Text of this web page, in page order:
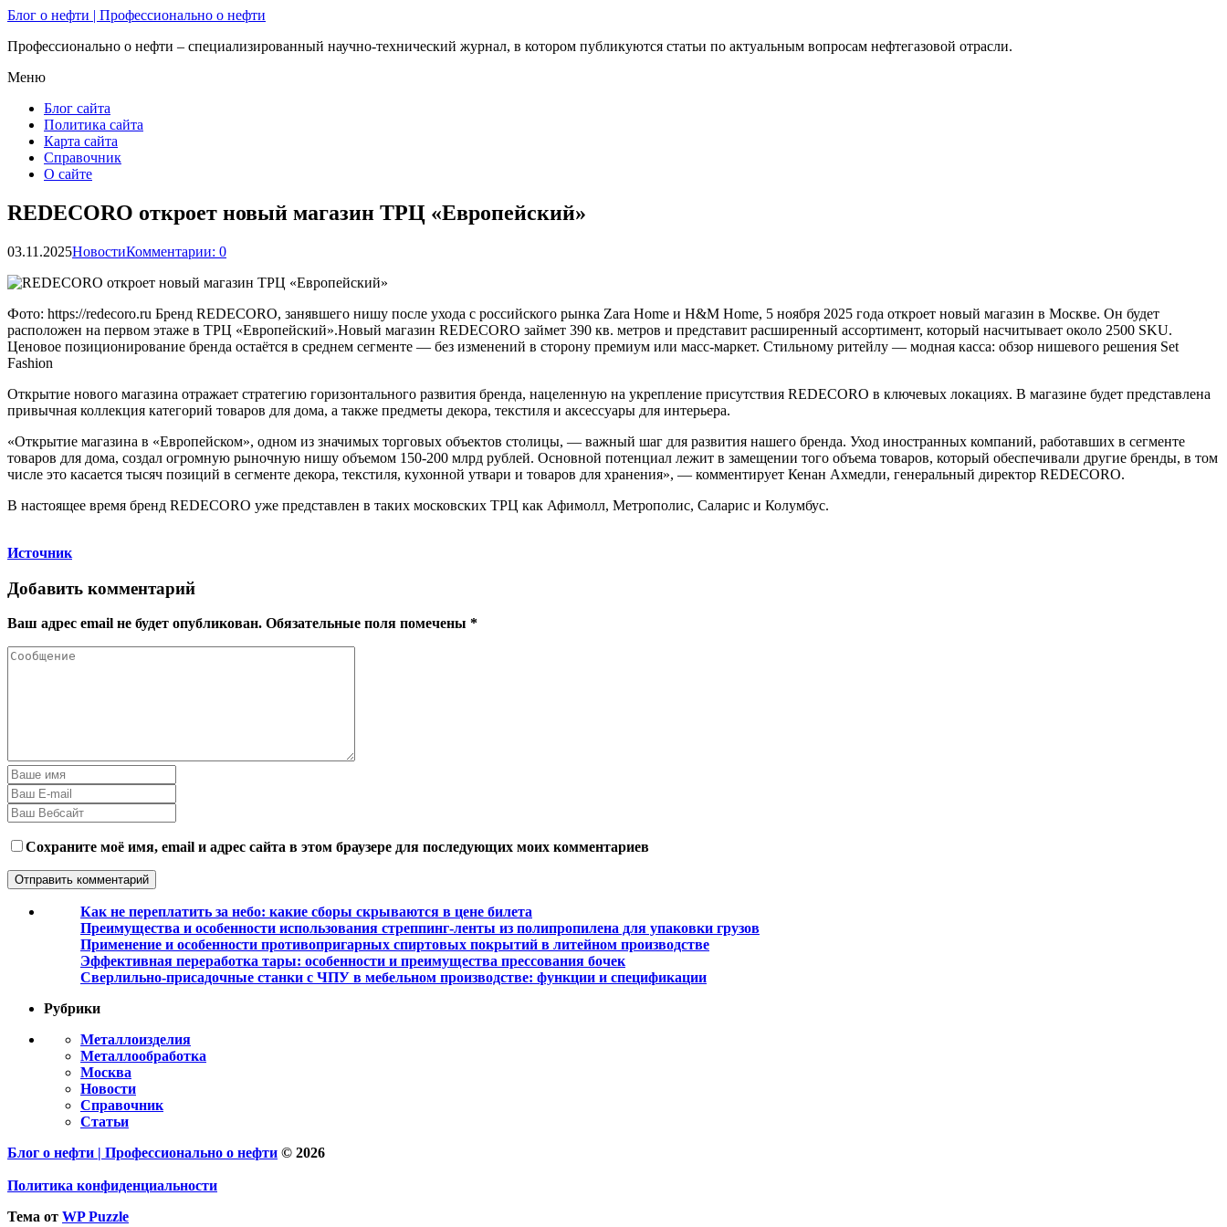
Блог о нефти | Профессионально о нефти
Профессионально о нефти – специализированный научно-технический журнал, в котором публикуются статьи по актуальным вопросам нефтегазовой отрасли.
Меню
Блог сайта
Политика сайта
Карта сайта
Справочник
О сайте
REDECORO откроет новый магазин ТРЦ «Европейский»
03.11.2025НовостиКомментарии: 0
Фото: https://redecoro.ru Бренд REDECORO, занявшего нишу после ухода с российского рынка Zara Home и H&M Home, 5 ноября 2025 года откроет новый магазин в Москве. Он будет
расположен на первом этаже в ТРЦ «Европейский».Новый магазин REDECORO займет 390 кв. метров и представит расширенный ассортимент, который насчитывает около 2500 SKU.
Ценовое позиционирование бренда остаётся в среднем сегменте — без изменений в сторону премиум или масс-маркет. Стильному ритейлу — модная касса: обзор нишевого решения Set
Fashion
Открытие нового магазина отражает стратегию горизонтального развития бренда, нацеленную на укрепление присутствия REDECORO в ключевых локациях. В магазине будет представлена
привычная коллекция категорий товаров для дома, а также предметы декора, текстиля и аксессуары для интерьера.
«Открытие магазина в «Европейском», одном из значимых торговых объектов столицы, — важный шаг для развития нашего бренда. Уход иностранных компаний, работавших в сегменте
товаров для дома, создал огромную рыночную нишу объемом 150-200 млрд рублей. Основной потенциал лежит в замещении того объема товаров, который обеспечивали другие бренды, в том
числе это касается тысяч позиций в сегменте декора, текстиля, кухонной утвари и товаров для хранения», — комментирует Кенан Ахмедли, генеральный директор REDECORO.
В настоящее время бренд REDECORO уже представлен в таких московских ТРЦ как Афимолл, Метрополис, Саларис и Колумбус.
Источник
Добавить комментарий
Ваш адрес email не будет опубликован. Обязательные поля помечены *
Сохраните моё имя, email и адрес сайта в этом браузере для последующих моих комментариев
Как не переплатить за небо: какие сборы скрываются в цене билета
Преимущества и особенности использования стреппинг-ленты из полипропилена для упаковки грузов
Применение и особенности противопригарных спиртовых покрытий в литейном производстве
Эффективная переработка тары: особенности и преимущества прессования бочек
Сверлильно-присадочные станки с ЧПУ в мебельном производстве: функции и спецификации
Рубрики
Металлоизделия
Металлообработка
Москва
Новости
Справочник
Статьи
Блог о нефти | Профессионально о нефти © 2026
Политика конфиденциальности
Тема от WP Puzzle